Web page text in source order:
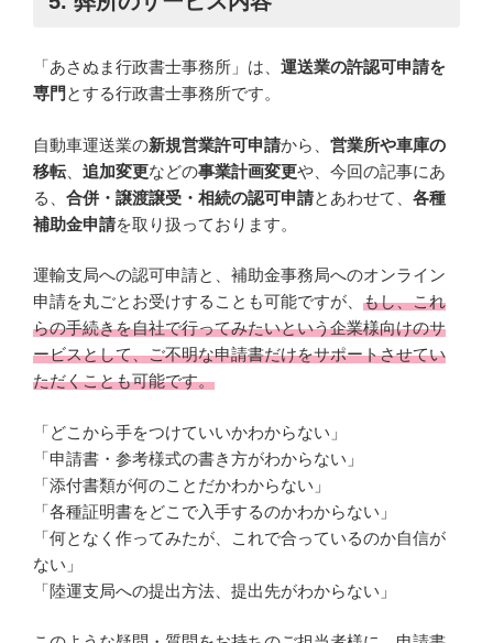
「あさぬま行政書士事務所」は、 運送業の許認可申請を
専門 とする行政書士事務所です。
自動車運送業の新規営業許可申請から、 営業所や車庫の
移転、 追加変更などの事業計画変更や、今回の記事にあ
る、 合併・譲渡譲受・相続の認可申請とあわせて、 各種
補助金申請を取り扱っております。
運輸支局への認可申請と、補助金事務局へのオンライン
申請を丸ごとお受けすることも可能ですが、 もし、これ
らの手続きを自社で行ってみたいという企業様向けのサ
ービスとして、ご不明な申請書だけをサポートさせてい
ただくことも可能です。
「どこから手をつけていいかわからない」
「申請書・参考様式の書き方がわからない」
「添付書類が何のことだかわからない」
「各種証明書をどこで入手するのかわからない」
「何となく作ってみたが、これで合っているのか自信が
ない」
「陸運支局への提出方法、提出先がわからない」